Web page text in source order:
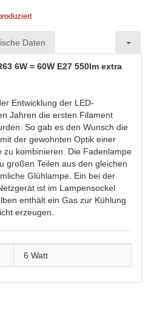
Daten
6W = 60W E27 550lm extra
Entwicklung der LED-
Jahren die ersten Filament
So gab es den Wunsch die
der gewohnten Optik einer
zu kombinieren. Die Fadenlampe
großen Teilen aus den gleichen
Glühlampe. Ein bei der
ist im Lampensockel
enthält ein Gas zur Kühlung
erzeugen.
6 Watt